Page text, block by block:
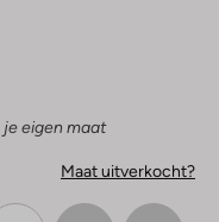
je eigen maat
Maat uitverkocht?